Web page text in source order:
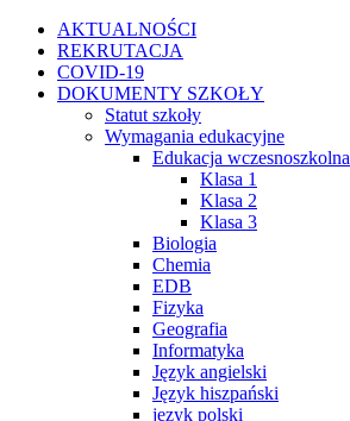
Przejdź
zawartości
Facebook
Instagram
WhatsApp
Twitter
YouTubeAKTUALNOŚCI
REKRUTACJA
COVID-19
DOKUMENTY SZKOŁY
Statut szkoły
Wymagania edukacyjne
Edukacja wczesnoszkolna
Klasa 1
Klasa 2
Klasa 3
Biologia
Chemia
EDB
Fizyka
Geografia
Informatyka
Język angielski
Język hiszpański
język polski